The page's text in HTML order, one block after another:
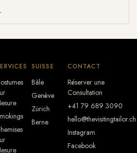
SUISSE
Bâle
Genève
Zürich
Berne
CONTACT
Réserver une
Consultation
+41 79 689 3090
hello@thevisitingtailor.ch
Instagram
Facebook